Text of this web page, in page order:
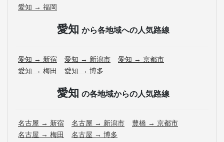
愛知 → 福岡
愛知 から各地域への人気路線
愛知 → 新宿 愛知 → 新潟市
愛知 → 京都市
愛知 → 梅田
愛知 → 博多
愛知 の各地域からの人気路線
名古屋 → 新宿 名古屋 → 新潟市
豊橋 → 京都市
名古屋 → 梅田
名古屋 → 博多